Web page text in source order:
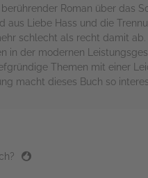
Roman über das
aus Liebe Hass und die
schlecht als recht damit
in der modernen
Themen mit einer
macht dieses Buch so